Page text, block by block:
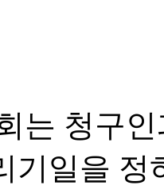
는 청구
기일을 정